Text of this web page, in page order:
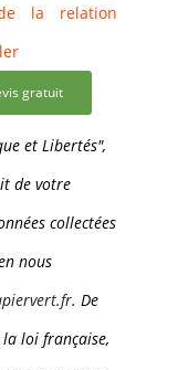
la relation
gratuit
et Libertés",
de votre
collectées
nous
. De
loi française,